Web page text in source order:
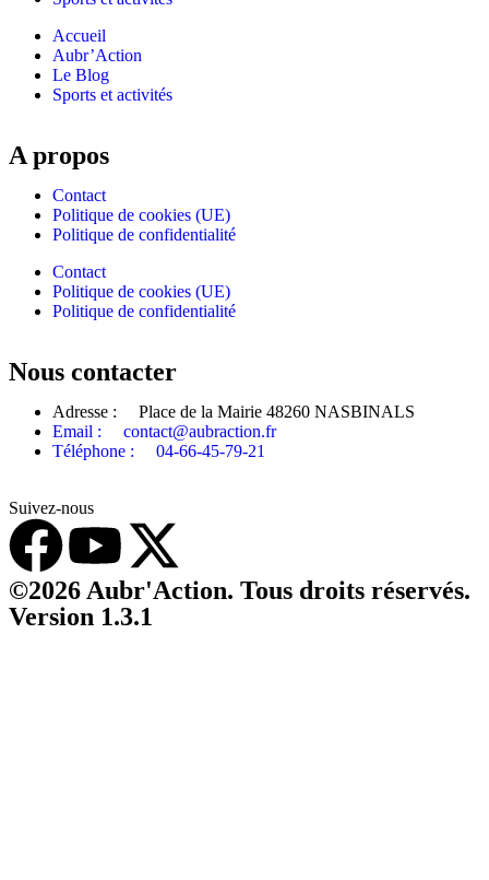
Accueil
Aubr’Action
Le Blog
Sports et activités
A propos
Contact
Politique de cookies (UE)
Politique de confidentialité
Contact
Politique de cookies (UE)
Politique de confidentialité
Nous contacter
Adresse : Place de la Mairie 48260 NASBINALS
Email : contact@aubraction.fr
Téléphone : 04-66-45-79-21
Suivez-nous
©2026 Aubr'Action. Tous droits réservés.
Version 1.3.1